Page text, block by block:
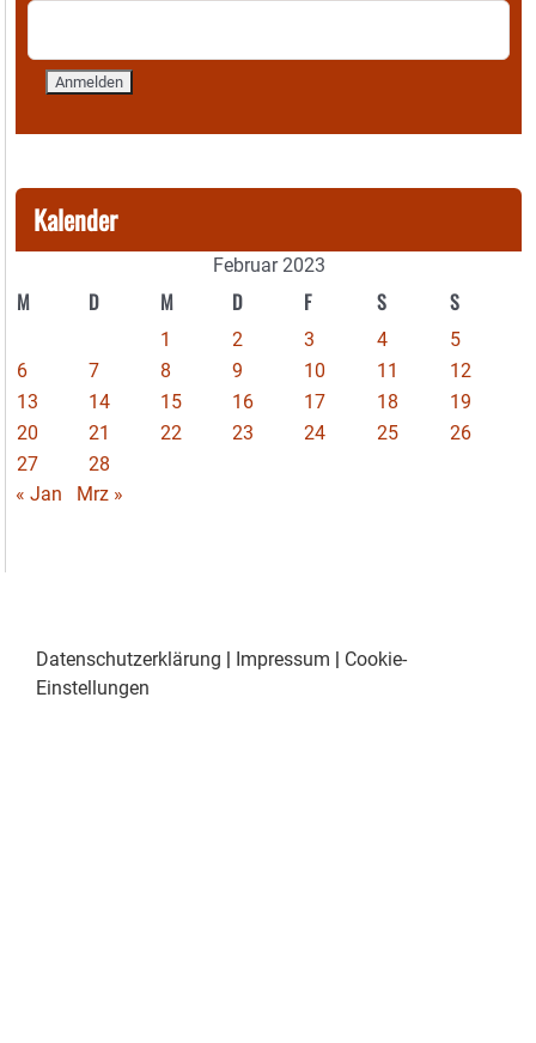
Kalender
Februar 2023
M D M D F S S
1 2 3 4
5
6
7 8 9 10 11
12
13
14 15 16 17 18
19
20
21 22 23 24 25
26
27
28
« Jan
Mrz »
Datenschutzerklärung | Impressum | Cookie-
Einstellungen